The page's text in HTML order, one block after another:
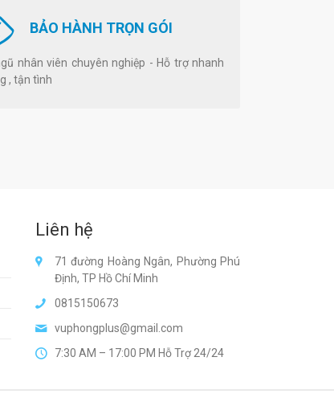
BẢO HÀNH TRỌN GÓI
nhân viên chuyên nghiệp - Hỗ trợ nhanh
, tận tình
Liên hệ
71 đường Hoàng Ngân, Phường Phú
Định, TP Hồ Chí Minh
0815150673
vuphongplus@gmail.com
7:30 AM – 17:00 PM Hỗ Trợ 24/24